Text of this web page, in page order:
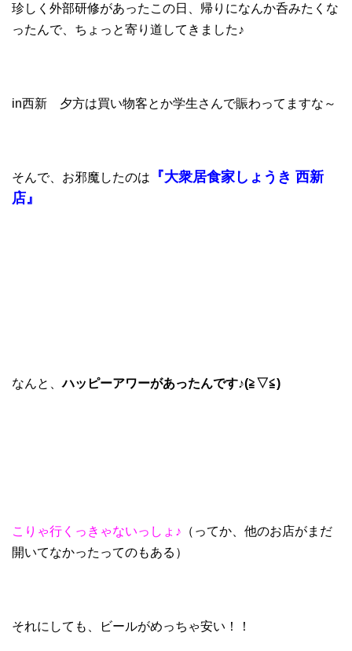
珍しく外部研修があったこの日、帰りになんか呑みたくな
ったんで、ちょっと寄り道してきました♪
in西新 夕方は買い物客とか学生さんで賑わってますな～
そんで、お邪魔したのは
『大衆居食家しょうき 西新
店』
なんと、ハッピーアワーがあったんです♪(≧▽≦)
こりゃ行くっきゃないっしょ♪ （ってか、他のお店がまだ
開いてなかったってのもある）
それにしても、ビールがめっちゃ安い！！